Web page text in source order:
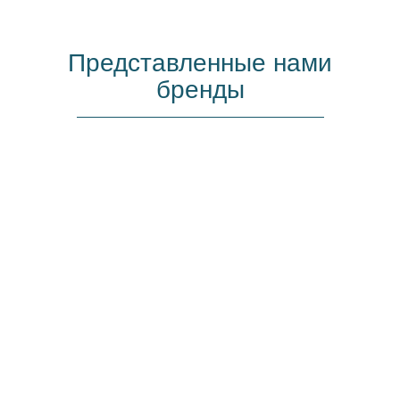
Представленные нами
бренды